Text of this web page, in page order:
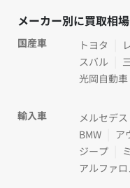
メーカー別に買取相
国産車 トヨタ
スバル
光岡自動車
輸入車 メルセデ
BMW
ア
ジープ
アルファ